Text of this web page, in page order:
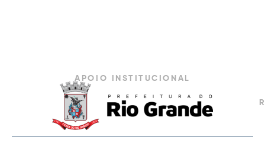
APOIO INSTITUCIONAL